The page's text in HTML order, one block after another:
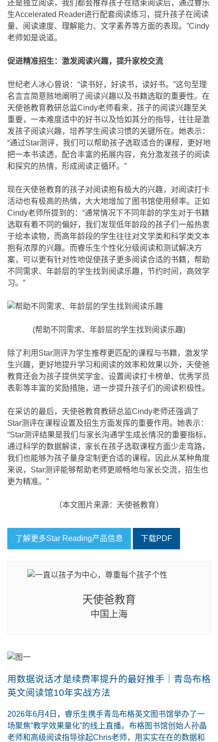
还是独立阅读，我们都会推荐孩子在结束阅读后，通过睿乐
生Accelerated Reader进行配套阅读练习，提升孩子在阅读
量、阅读速度、理解能力、文学素养等方面的表现。”Cindy
老师如是说道。
促进精准招生：激发阅读兴趣，提升家校交流
世纪老人冰心曾说：“读书好，好读书，读好书。”这句至理
名言言简意赅地阐明了阅读兴趣以及书籍选取的重要性。在
天使爸教育教研总监Cindy老师看来，孩子的阅读兴趣至关
重要，一本难度适中的好书以及恰如其分的指导，往往是激
发孩子阅读兴趣，培养学生阅读习惯的关键所在。她表示：
“通过Star测评，我们可以帮助孩子选取适合的课程，更好地
把一本书读透，配合丰富的拓展内容，充分激发孩子的阅读
和探究的热情，形成阅读正循环。”
现在天使爸教育的孩子对阅读抱有极大的兴趣，对阅读打卡
活动也有极高的热情，大大地增加了图书馆使用频率。正如
Cindy老师所提到的：“通常情况下不同年龄的学生对于书籍
选取有着不同的偏好，我们发现低年龄段的孩子们一般热衷
于绘本读物，而高年龄段的学生往往对文学类和科学类文本
抱有浓厚的兴趣。而睿乐生个性化分级阅读和测试解决方
案，可以更有针对性地促使孩子更多阅读合适的书籍，帮助
不同需求、年龄层的学生找到阅读乐趣，节约时间，高效学
习。”
(帮助不同需求、年龄层的学生找到阅读乐趣)
除了利用Star测评为学生推荐更匹配的课程与书籍，激发学
生兴趣，更好地提升学习和阅读的效率和效果以外，天使爸
教育还会为孩子提供奖学金、设置阅读打卡榜单、优秀学员
表彰等丰富的奖励措施，进一步提升孩子们的阅读积极性。
在采访的最后，天使爸教育教研总监Cindy老师还强调了
Star测评在课程设置及招生方面发挥的重要作用。她表示：
“Star测评结果是我们与家长沟通学生成长情况的重要指标，
通过科学的数据解读，家长在孩子选取课程方面少走弯路，
我们也能够为孩子量身定制更合适的课程。因此从某种角度
来说，Star测评能够帮助老师更顺畅地与家长交流，招生也
更为精准。”
（本文图片来源：天使爸教育）
了解更多Star Reading产品信息 下载PDF
天使爸教育
中国上海
用数据说话才是续费率提升的最好推手｜青岛布格
英文阅读馆10年实战方法
2026年6月4日，睿乐生携手青岛布格英文图书馆举办了一
场聚焦”教学效果量化”的线上直播。布格图书馆创始人孙晶
老师和高级阅读指导徐起Chris老师，用实实在在的数据和